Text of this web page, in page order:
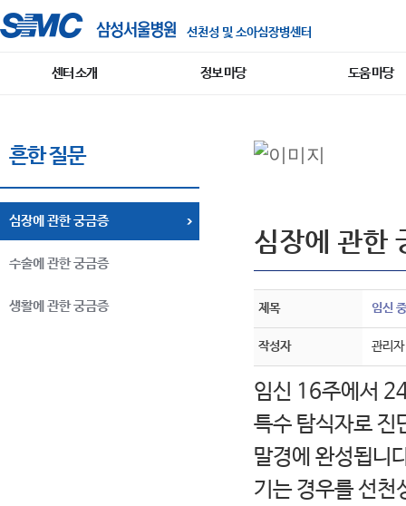
선천성 및 소아심장병센터
센터 소개 정보 마당 도움 마당
흔한 질문
심장에 관한 궁금증
수술에 관한 궁금증
생활에 관한 궁금증
심장에 관한
제목 임신
작성자 관리자
임신 16주에서
특수 탐식자로 진
말경에 완성됩니
기는 경우를 선천